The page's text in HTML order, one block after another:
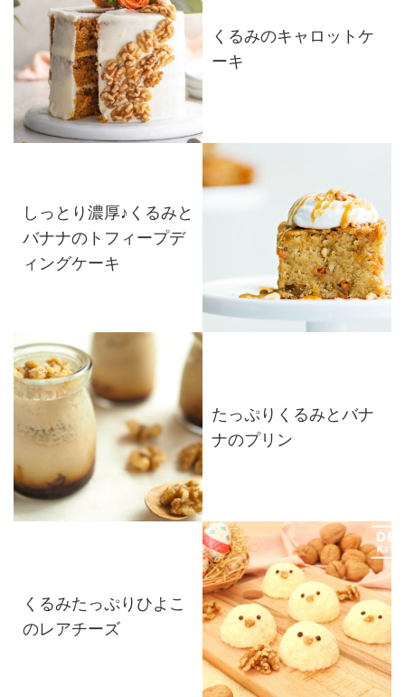
くるみのキャロットケ
ーキ
しっとり濃厚♪くるみと
バナナのトフィープデ
ィングケーキ
たっぷりくるみとバナ
ナのプリン
くるみたっぷりひよこ
のレアチーズ